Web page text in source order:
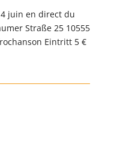
juin en direct du
Straße 25 10555
Eintritt 5 €